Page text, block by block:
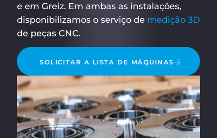
e em Greiz. Em ambas as instalações,
disponibilizamos o serviço de medição 3D
de peças CNC.
SOLICITAR A LISTA DE MÁQUINAS